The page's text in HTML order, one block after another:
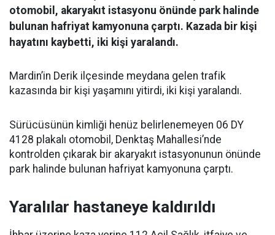
otomobil, akaryakıt istasyonu önünde park halinde
bulunan hafriyat kamyonuna çarptı. Kazada bir kişi
hayatını kaybetti, iki kişi yaralandı.
Mardin’in Derik ilçesinde meydana gelen trafik
kazasında bir kişi yaşamını yitirdi, iki kişi yaralandı.
Sürücüsünün kimliği henüz belirlenemeyen 06 DY
4128 plakalı otomobil, Denktaş Mahallesi’nde
kontrolden çıkarak bir akaryakıt istasyonunun önünde
park halinde bulunan hafriyat kamyonuna çarptı.
Yaralılar hastaneye kaldırıldı